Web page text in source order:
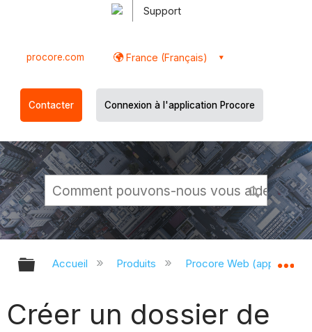
Support
procore.com France (Français)
Contacter Connexion à l'application Procore
Développer/réduire la hiérarchie
Accueil Produits Procore Web
Créer un dossier de